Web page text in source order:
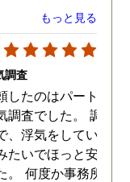
もっと見る
調査
したのはパートナー
調査でした。 調査
、浮気をしていなか
たいでほっと安心し
。 何度か事務所に